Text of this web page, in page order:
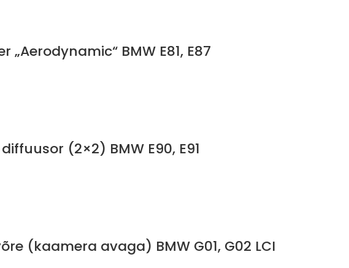
BMW E81, E87
(2×2) BMW E90, E91
(kaamera avaga) BMW G01, G02 LCI